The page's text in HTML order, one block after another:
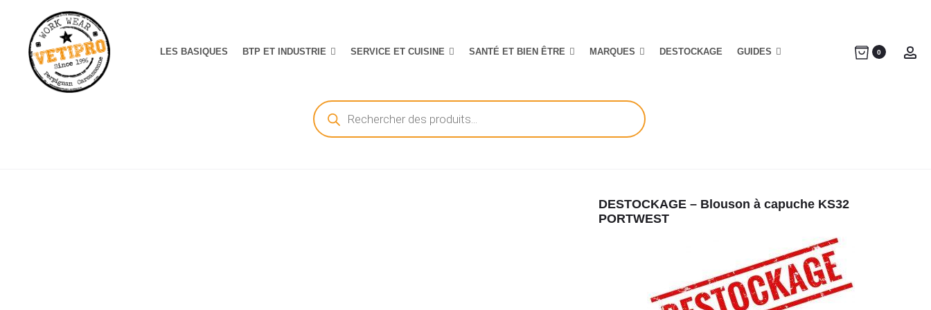
LES BASIQUES BTP ET INDUSTRIE SERVICE ET CUISINE SANTÉ ET BIEN ÊTRE MARQUES DESTOCKAGE GUIDES 0
Recherche
de
produits
DESTOCKAGE – Blouson à capuche KS32
PORTWEST